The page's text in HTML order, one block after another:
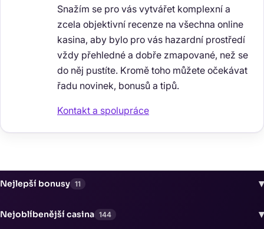
Snažím se pro vás vytvářet komplexní a
zcela objektivní recenze na všechna online
kasina, aby bylo pro vás hazardní prostředí
vždy přehledné a dobře zmapované, než se
do něj pustíte. Kromě toho můžete očekávat
řadu novinek, bonusů a tipů.
Kontakt a spolupráce
Nejlepší bonusy 11 ▾
Nejoblíbenější casina 144 ▾